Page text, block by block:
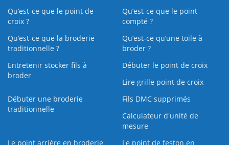
Qu’est-ce que le point de
croix ?
Qu’est-ce que le point
compté ?
Qu’est-ce que la broderie
traditionnelle ?
Qu’est‑ce qu’une toile à
broder ?
Entretenir stocker fils à
broder
Débuter le point de croix
Lire grille point de croix
Débuter une broderie
traditionnelle
Fils DMC supprimés
Calculateur d'unité de
mesure
Le point arrière en broderie
Le point de feston en